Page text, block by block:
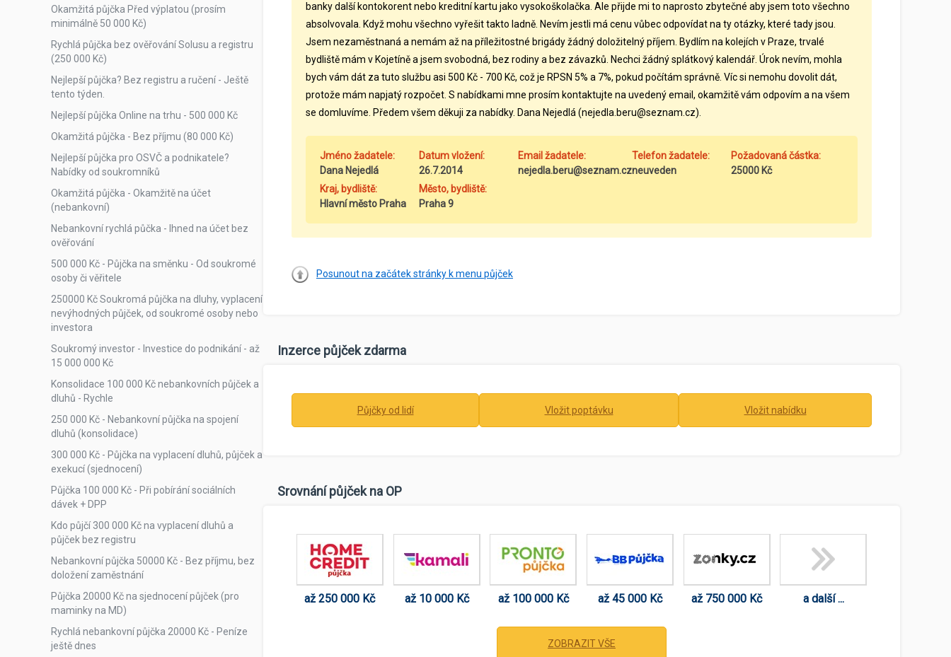
Okamžitá půjčka Před výplatou (prosím
minimálně 50 000 Kč)
Rychlá půjčka bez ověřování Solusu a registru
(250 000 Kč)
Nejlepší půjčka? Bez registru a ručení - Ještě
tento týden.
Nejlepší půjčka Online na trhu - 500 000 Kč
Okamžitá půjčka - Bez příjmu (80 000 Kč)
Nejlepší půjčka pro OSVČ a podnikatele?
Nabídky od soukromníků
Okamžitá půjčka - Okamžitě na účet
(nebankovní)
Nebankovní rychlá půčka - Ihned na účet bez
ověřování
500 000 Kč - Půjčka na směnku - Od soukromé
osoby či věřitele
250000 Kč Soukromá půjčka na dluhy, vyplacení
nevýhodných půjček, od soukromé osoby nebo
investora
Soukromý investor - Investice do podnikání - až
15 000 000 Kč
Konsolidace 100 000 Kč nebankovních půjček a
dluhů - Rychle
250 000 Kč - Nebankovní půjčka na spojení
dluhů (konsolidace)
300 000 Kč - Půjčka na vyplacení dluhů, půjček a
exekucí (sjednocení)
Půjčka 100 000 Kč - Při pobírání sociálních
dávek + DPP
Kdo půjčí 300 000 Kč na vyplacení dluhů a
půjček bez registru
Nebankovní půjčka 50000 Kč - Bez příjmu, bez
doložení zaměstnání
Půjčka 20000 Kč na sjednocení půjček (pro
maminky na MD)
Rychlá nebankovní půjčka 20000 Kč - Peníze
ještě dnes
banky další kontokorent nebo kreditní kartu jako vysokoškolačka. Ale přijde mi to naprosto zbytečné aby jsem toto všechno
absolvovala. Když mohu všechno vyřešit takto ladně. Nevím jestli má cenu vůbec odpovídat na ty otázky, které tady jsou.
Jsem nezaměstnaná a nemám až na příležitostné brigády žádný doložitelný příjem. Bydlím na kolejích v Praze, trvalé
bydliště mám v Kojetíně a jsem svobodná, bez rodiny a bez závazků. Nechci žádný splátkový kalendář. Úrok nevím, mohla
bych vám dát za tuto službu asi 500 Kč - 700 Kč, což je RPSN 5% a 7%, pokud počítám správně. Víc si nemohu dovolit dát,
protože mám napjatý rozpočet. S nabídkami mne prosím kontaktujte na uvedený email, okamžitě vám odpovím a na všem
se domluvíme. Předem všem děkuji za nabídky. Dana Nejedlá (nejedla.beru@seznam.cz).
Jméno žadatele:
Dana Nejedlá
Datum vložení:
26.7.2014
Email žadatele:
nejedla.beru@seznam.cz
Telefon žadatele:
neuveden
Požadovaná částka:
25000 Kč
Kraj, bydliště:
Hlavní město Praha
Město, bydliště:
Praha 9
Posunout na začátek stránky k menu půjček
Inzerce půjček zdarma
Půjčky od lidí Vložit poptávku Vložit nabídku
Srovnání půjček na OP
až 250 000 Kč až 10 000 Kč až 100 000 Kč až 45 000 Kč až 750 000 Kč a další ...
ZOBRAZIT VŠE